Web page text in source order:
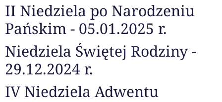
II Niedziela po Narodzeniu
Pańskim - 05.01.2025 r.
Niedziela Świętej Rodziny -
29.12.2024 r.
IV Niedziela Adwentu